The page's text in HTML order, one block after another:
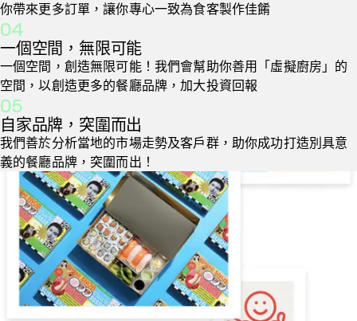
你帶來更多訂單，讓你專心一致為食客製作佳餚
04
一個空間，無限可能
一個空間，創造無限可能！我們會幫助你善用「虛擬廚房」的
空間，以創造更多的餐廳品牌，加大投資回報
05
自家品牌，突圍而出
我們善於分析當地的市場走勢及客戶群，助你成功打造別具意
義的餐廳品牌，突圍而出！